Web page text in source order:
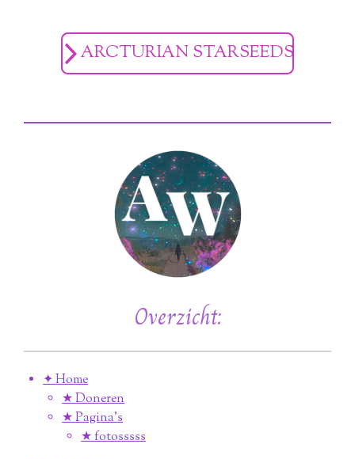
ARCTURIAN STARSEEDS
Overzicht:
✦ Home
★ Doneren
★ Pagina’s
★ fotosssss